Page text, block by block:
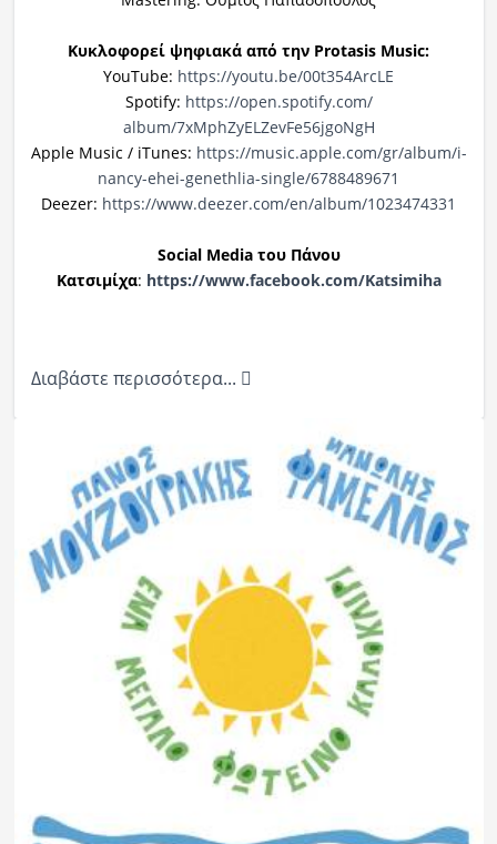
Κυκλοφορεί ψηφιακά από την Protasis Music:
YouTube: https://youtu.be/00t354ArcLE
Spotify: https://open.spotify.com/
album/7xMphZyELZevFe56jgoNgH
Apple Music / iTunes: https://music.apple.com/gr/album/i-
nancy-ehei-genethlia-single/6788489671
Deezer: https://www.deezer.com/en/album/1023474331
Social Mediaτου Πάνου
Κατσιμίχα: https://www.facebook.com/Katsimiha
Διαβάστε περισσότερα...